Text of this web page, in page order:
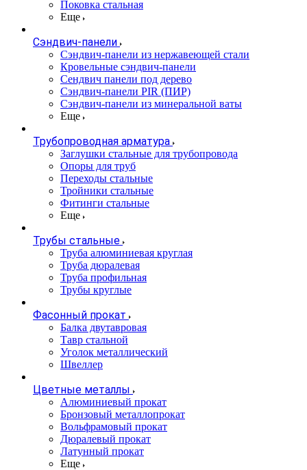
Поковка стальная
Еще
Сэндвич-панели
Cэндвич-панели из нержавеющей стали
Кровельные сэндвич-панели
Сендвич панели под дерево
Сэндвич-панели PIR (ПИР)
Сэндвич-панели из минеральной ваты
Еще
Трубопроводная арматура
Заглушки стальные для трубопровода
Опоры для труб
Переходы стальные
Тройники стальные
Фитинги стальные
Еще
Трубы стальные
Труба алюминиевая круглая
Труба дюралевая
Труба профильная
Трубы круглые
Фасонный прокат
Балка двутавровая
Тавр стальной
Уголок металлический
Швеллер
Цветные металлы
Алюминиевый прокат
Бронзовый металлопрокат
Вольфрамовый прокат
Дюралевый прокат
Латунный прокат
Еще